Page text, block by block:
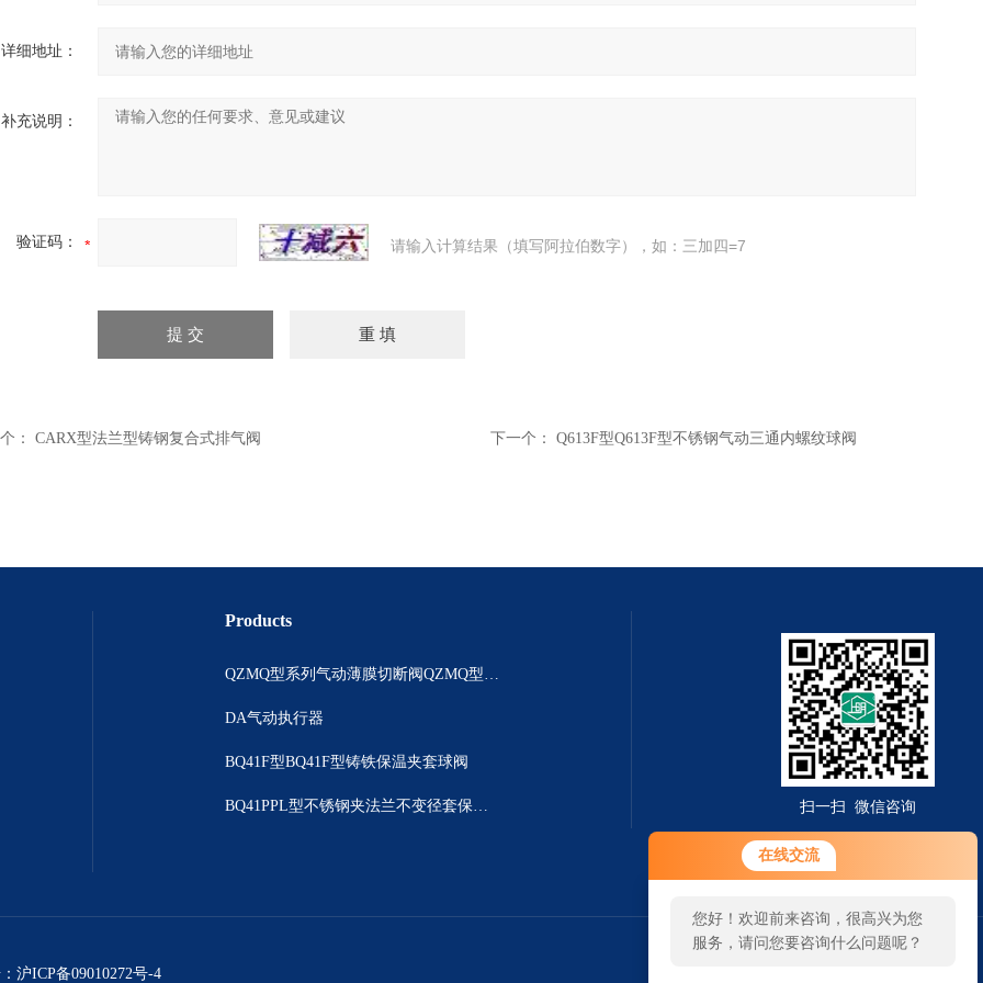
在线交流
您好！欢迎前来咨询，很高兴为您
服务，请问您要咨询什么问题呢？
详细地址：
补充说明：
验证码： 请输入计算结果（填写阿拉伯数字），如：三加四=7
： CARX型法兰型铸钢复合式排气阀 下一个： Q613F型Q613F型不锈钢气动三通内螺纹球阀
Products
QZMQ型系列气动薄膜切断阀QZMQ型系列气动薄膜切断阀
DA气动执行器
BQ41F型BQ41F型铸铁保温夹套球阀
BQ41PPL型不锈钢夹法兰不变径套保温球阀 扫一扫 微信咨询
沪ICP备09010272号-4